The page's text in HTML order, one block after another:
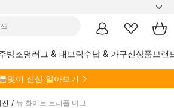
방조명러그 & 패브릭수납 & 가구신상품브랜
맞이 신상 알아보기
잔 / 뉴 화이트 트러플 머그